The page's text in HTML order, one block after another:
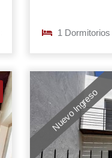
1 Dormitorios
Nuevo Ingreso